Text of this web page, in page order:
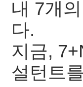
내 7개
다.
지금,
설턴트